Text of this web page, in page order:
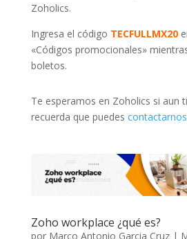
Zoholics.
Ingresa el código TECFULLMX20
«Códigos promocionales»
boletos.
Te esperamos en Zoholics si aun
recuerda que puedes contactarnos
Zoho workplace ¿qué es?
por Marco Antonio Garcia Cruz|